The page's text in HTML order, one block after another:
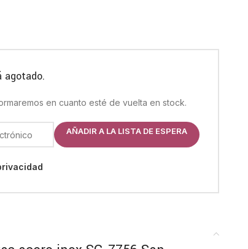
agotado.
en cuanto esté de vuelta en stock.
AÑADIR A LA LISTA DE ESPERA